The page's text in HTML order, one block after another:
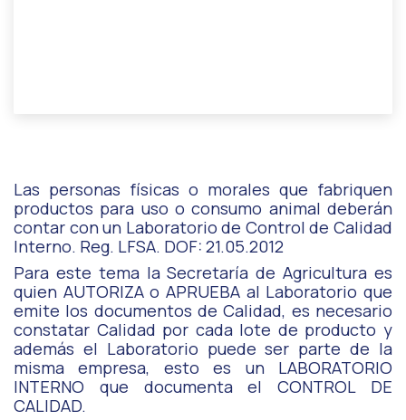
Las personas físicas o morales que fabriquen
productos para uso o consumo animal deberán
contar con un Laboratorio de Control de Calidad
Interno. Reg. LFSA. DOF: 21.05.2012
Para este tema la Secretaría de Agricultura es
quien AUTORIZA o APRUEBA al Laboratorio que
emite los documentos de Calidad, es necesario
constatar Calidad por cada lote de producto y
además el Laboratorio puede ser parte de la
misma empresa, esto es un LABORATORIO
INTERNO que documenta el CONTROL DE
CALIDAD.